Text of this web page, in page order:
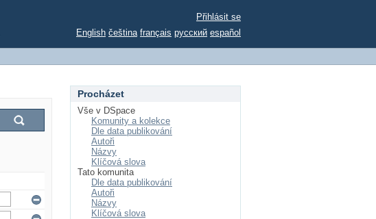
Přihlásit se
English čeština français русский español
Procházet
Vše v DSpace
Komunity a kolekce
Dle data publikování
Autoři
Názvy
Klíčová slova
Tato komunita
Dle data publikování
Autoři
Názvy
Klíčová slova